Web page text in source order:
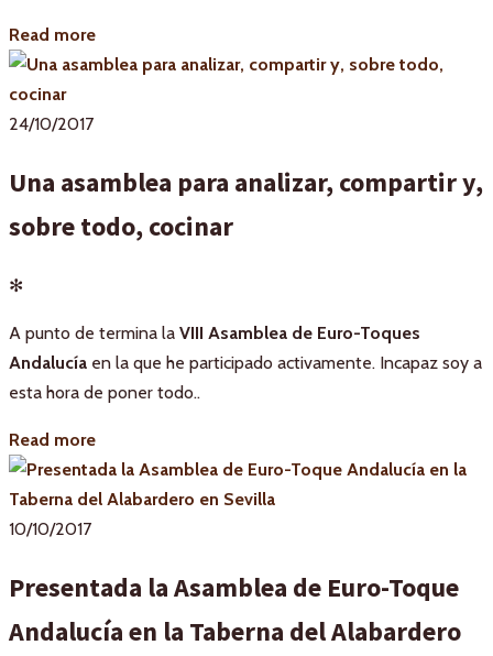
Read more
24/10/2017
Una asamblea para analizar, compartir y,
sobre todo, cocinar
✻
A punto de termina la VIII Asamblea de Euro-Toques
Andalucía en la que he participado activamente. Incapaz soy a
esta hora de poner todo..
Read more
10/10/2017
Presentada la Asamblea de Euro-Toque
Andalucía en la Taberna del Alabardero